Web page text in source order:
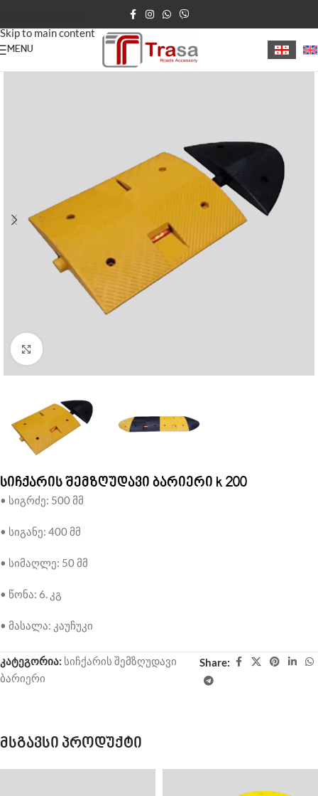
Skip to main content
MENU
მთავარი სიჩქარის შემზღუდავი ბარიერი
Click to enlarge
სიჩქარის შემზღუდავი ბარიერი k 200
• სიგრძე: 500 მმ
• სიგანე: 400 მმ
• სიმაღლე: 50 მმ
• წონა: 6. კგ
• მასალა: კაუჩუკი
კატეგორია: სიჩქარის შემზღუდავი
ბარიერი
Share:
მსგავსი პროდუქტი